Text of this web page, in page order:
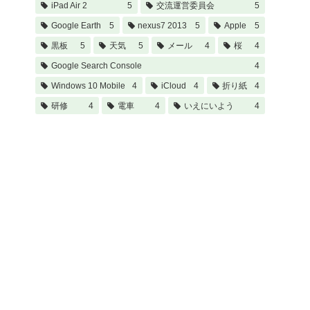
iPad Air 2 5 交流運営委員会 5
Google Earth 5 nexus7 2013 5 Apple 5
黒板 5 天気 5 メール 4 桜 4
Google Search Console 4
Windows 10 Mobile 4 iCloud 4 折り紙 4
研修 4 電車 4 いえにいよう 4